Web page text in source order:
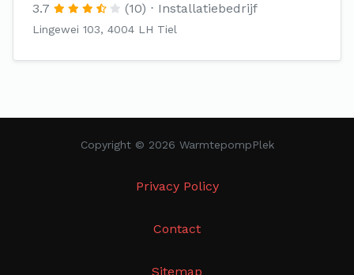
3.7 (10) Installatiebedrijf
Lingewei 103, 4004 LH Tiel
Copyright © 2026 WarmtepompPlek
Privacy Policy
Contact
Sitemap